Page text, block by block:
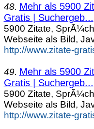
48. Mehr als 5900
Gratis | Suchergeb...
5900 Zitate,
Webseite als Bild,
http://www.zitate-
49. Mehr als 5900
Gratis | Suchergeb...
5900 Zitate,
Webseite als Bild,
http://www.zitate-